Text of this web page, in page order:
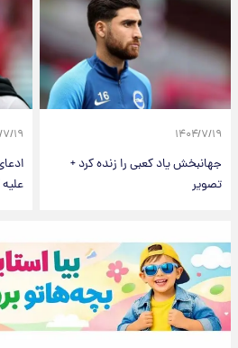
۱۴۰۴/۷/۱۹
جهانبخش یاد کعبی را زنده کرد +
تصویر
علیه